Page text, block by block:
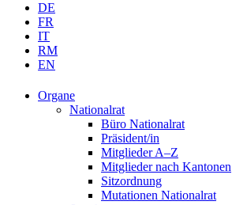
DE
FR
IT
RM
EN
Organe
Nationalrat
Büro Nationalrat
Präsident/in
Mitglieder A–Z
Mitglieder nach Kantonen
Sitzordnung
Mutationen Nationalrat